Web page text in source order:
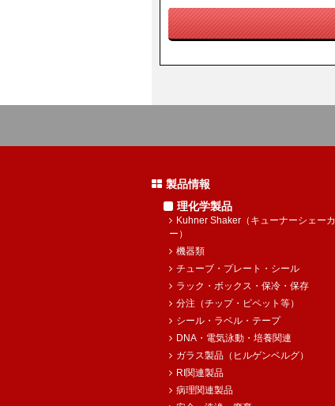
製品情報
理化学製品
Kuhner Shaker（キューナーシェーカ
ー）
機器類
チューブ・プレート・シール
ラック・ボックス・保冷・保存
分注（チップ・ピペット等）
シール・ラベル・テープ
DNA・電気泳動・培養関連
ガラス製品（ヒルゲンベルグ）
RI関連製品
病理関連製品